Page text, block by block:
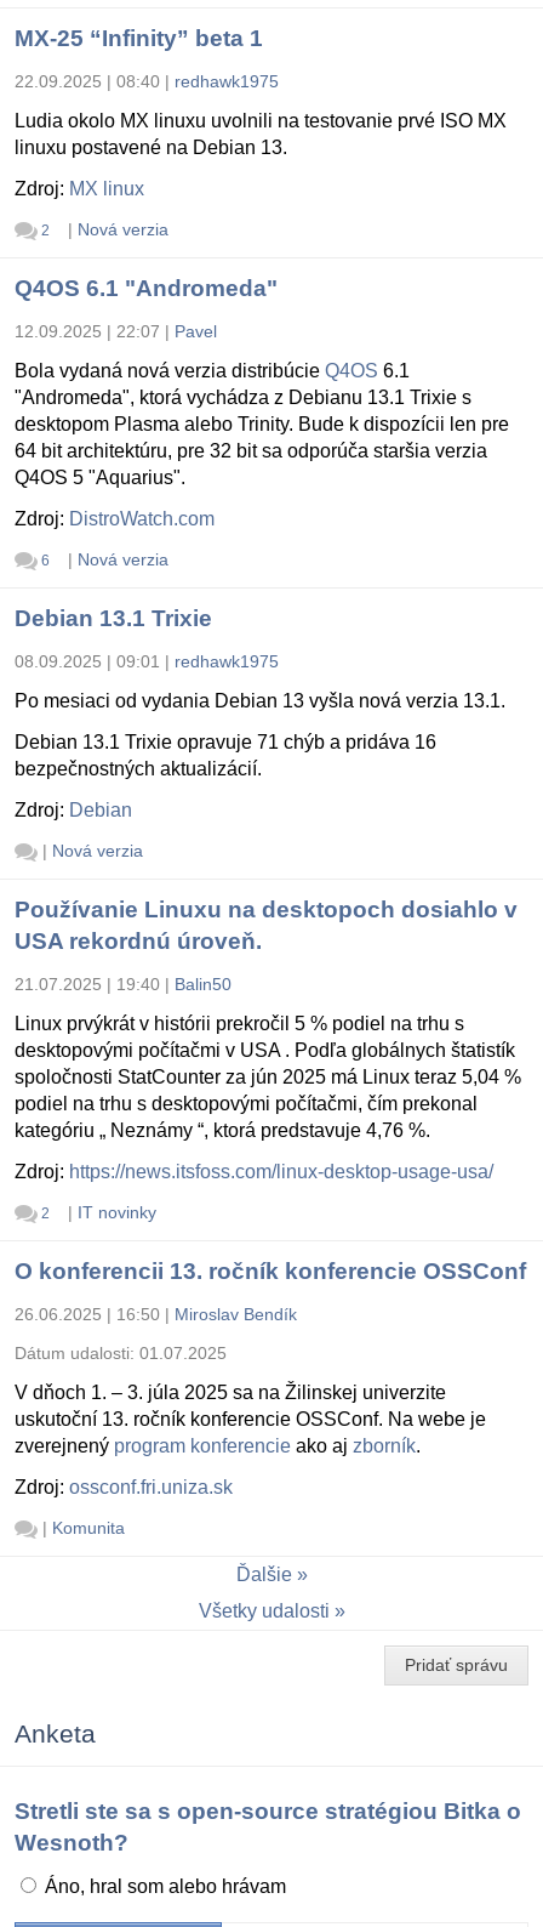
MX-25 “Infinity” beta 1
22.09.2025 | 08:40 | redhawk1975
Ludia okolo MX linuxu uvolnili na testovanie prvé ISO MX
linuxu postavené na Debian 13.
Zdroj: MX linux
2 | Nová verzia
Q4OS 6.1 "Andromeda"
12.09.2025 | 22:07 | Pavel
Bola vydaná nová verzia distribúcie Q4OS 6.1
"Andromeda", ktorá vychádza z Debianu 13.1 Trixie s
desktopom Plasma alebo Trinity. Bude k dispozícii len pre
64 bit architektúru, pre 32 bit sa odporúča staršia verzia
Q4OS 5 "Aquarius".
Zdroj: DistroWatch.com
6 | Nová verzia
Debian 13.1 Trixie
08.09.2025 | 09:01 | redhawk1975
Po mesiaci od vydania Debian 13 vyšla nová verzia 13.1.
Debian 13.1 Trixie opravuje 71 chýb a pridáva 16
bezpečnostných aktualizácií.
Zdroj: Debian
| Nová verzia
Používanie Linuxu na desktopoch dosiahlo v
USA rekordnú úroveň.
21.07.2025 | 19:40 | Balin50
Linux prvýkrát v histórii prekročil 5 % podiel na trhu s
desktopovými počítačmi v USA . Podľa globálnych štatistík
spoločnosti StatCounter za jún 2025 má Linux teraz 5,04 %
podiel na trhu s desktopovými počítačmi, čím prekonal
kategóriu „ Neznámy “, ktorá predstavuje 4,76 %.
Zdroj: https://news.itsfoss.com/linux-desktop-usage-usa/
2 | IT novinky
O konferencii 13. ročník konferencie OSSConf
26.06.2025 | 16:50 | Miroslav Bendík
Dátum udalosti: 01.07.2025
V dňoch 1. – 3. júla 2025 sa na Žilinskej univerzite
uskutoční 13. ročník konferencie OSSConf. Na webe je
zverejnený program konferencie ako aj zborník.
Zdroj: ossconf.fri.uniza.sk
| Komunita
Ďalšie
Všetky udalosti
Pridať správu
Anketa
Stretli ste sa s open-source stratégiou Bitka o
Wesnoth?
Áno, hral som alebo hrávam